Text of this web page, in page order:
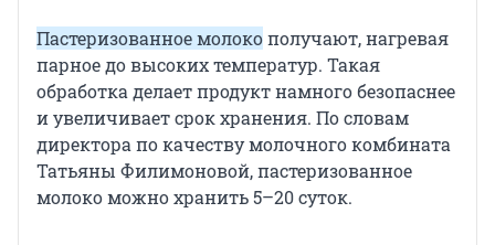
Пастеризованное молокополучают, нагревая
парное до высоких температур. Такая
обработка делает продукт намного безопаснее
и увеличивает срок хранения. По словам
директора по качеству молочного комбината
Татьяны Филимоновой, пастеризованное
молоко можно хранить 5–20 суток.